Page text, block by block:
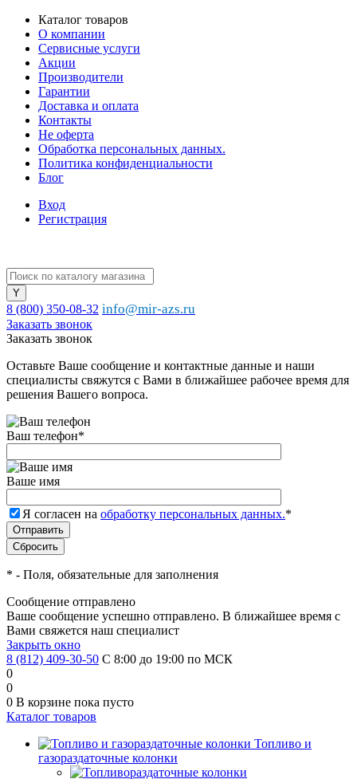
Каталог товаров
О компании
Сервисные услуги
Акции
Производители
Гарантии
Доставка и оплата
Контакты
Не оферта
Обработка персональных данных.
Политика конфиденциальности
Блог
Вход
Регистрация
8 (800) 350-08-32 info@mir-azs.ru
Заказать звонок
Заказать звонок
Оставьте Ваше сообщение и контактные данные и наши
специалисты свяжутся с Вами в ближайшее рабочее время для
решения Вашего вопроса.
Ваш телефон*
Ваше имя
Я согласен на обработку персональных данных.*
* - Поля, обязательные для заполнения
Сообщение отправлено
Ваше сообщение успешно отправлено. В ближайшее время с
Вами свяжется наш специалист
Закрыть окно
8 (812) 409-30-50 С 8:00 до 19:00 по МСК
0
0
0 В корзине пока пусто
Каталог товаров
Топливо и
газораздаточные колонки